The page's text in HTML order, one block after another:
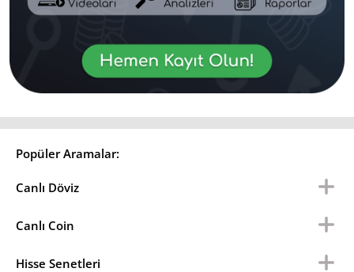
Popüler Aramalar:
Canlı Döviz
Canlı Coin
Hisse Senetleri